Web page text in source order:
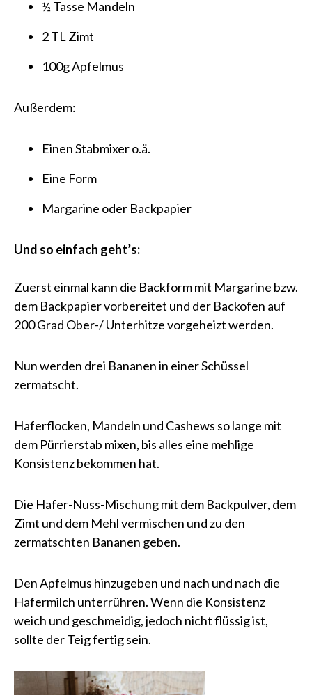
½ Tasse Mandeln
2 TL Zimt
100g Apfelmus
Außerdem:
Einen Stabmixer o.ä.
Eine Form
Margarine oder Backpapier
Und so einfach geht’s:
Zuerst einmal kann die Backform mit Margarine bzw.
dem Backpapier vorbereitet und der Backofen auf
200 Grad Ober-/ Unterhitze vorgeheizt werden.
Nun werden drei Bananen in einer Schüssel
zermatscht.
Haferflocken, Mandeln und Cashews so lange mit
dem Pürrierstab mixen, bis alles eine mehlige
Konsistenz bekommen hat.
Die Hafer-Nuss-Mischung mit dem Backpulver, dem
Zimt und dem Mehl vermischen und zu den
zermatschten Bananen geben.
Den Apfelmus hinzugeben und nach und nach die
Hafermilch unterrühren. Wenn die Konsistenz
weich und geschmeidig, jedoch nicht flüssig ist,
sollte der Teig fertig sein.